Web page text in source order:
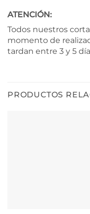
ATENCIÓN:
Todos nuestros
momento de
tardan entre 3 y 5
PRODUCTOS